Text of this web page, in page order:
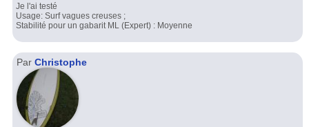
Je l'ai testé
Usage: Surf vagues creuses ;
Stabilité pour un gabarit ML (Expert) : Moyenne
Par Christophe